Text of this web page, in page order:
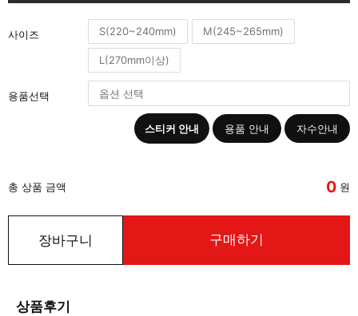
사이즈 S(220~240mm) M(245~265mm)
L(270mm이상)
용품선택
스티커 안내 용품 안내 자수안내
총 상품 금액 0 원
장바구니 구매하기
상품후기